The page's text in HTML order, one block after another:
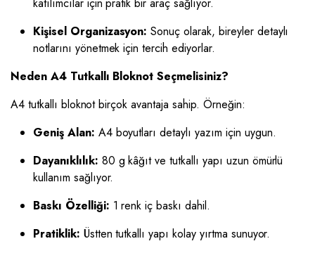
Kişisel Organizasyon: Sonuç olarak, bireyler detaylı
notlarını yönetmek için tercih ediyorlar.
Neden A4 Tutkallı Bloknot Seçmelisiniz?
A4 tutkallı bloknot birçok avantaja sahip. Örneğin:
Geniş Alan: A4 boyutları detaylı yazım için uygun.
Dayanıklılık: 80 g kâğıt ve tutkallı yapı uzun ömürlü
kullanım sağlıyor.
Baskı Özelliği: 1 renk iç baskı dahil.
Pratiklik: Üstten tutkallı yapı kolay yırtma sunuyor.